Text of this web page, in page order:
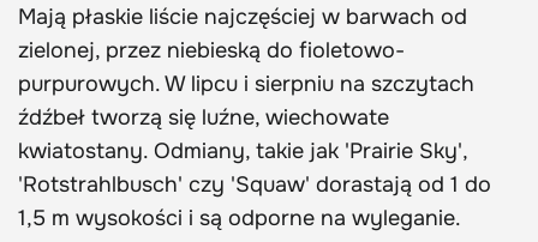
Mają płaskie liście najczęściej w barwach od
zielonej, przez niebieską do fioletowo-
purpurowych. W lipcu i sierpniu na szczytach
źdźbeł tworzą się luźne, wiechowate
kwiatostany. Odmiany, takie jak 'Prairie Sky',
'Rotstrahlbusch' czy 'Squaw' dorastają od 1 do
1,5 m wysokości i są odporne na wyleganie.